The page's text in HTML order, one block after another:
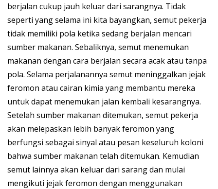
berjalan cukup jauh keluar dari sarangnya. Tidak
seperti yang selama ini kita bayangkan, semut pekerja
tidak memiliki pola ketika sedang berjalan mencari
sumber makanan. Sebaliknya, semut menemukan
makanan dengan cara berjalan secara acak atau tanpa
pola. Selama perjalanannya semut meninggalkan jejak
feromon atau cairan kimia yang membantu mereka
untuk dapat menemukan jalan kembali kesarangnya.
Setelah sumber makanan ditemukan, semut pekerja
akan melepaskan lebih banyak feromon yang
berfungsi sebagai sinyal atau pesan keseluruh koloni
bahwa sumber makanan telah ditemukan. Kemudian
semut lainnya akan keluar dari sarang dan mulai
mengikuti jejak feromon dengan menggunakan